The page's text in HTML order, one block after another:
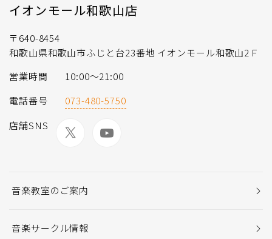
イオンモール和歌山店
〒640-8454
和歌山県和歌山市ふじと台23番地 イオンモール和歌山2Ｆ
営業時間
10:00〜21:00
電話番号
073-480-5750
店舗SNS
音楽教室のご案内
音楽サークル情報